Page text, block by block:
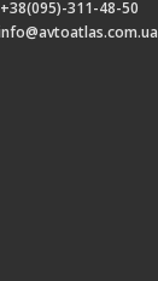
311-48-50